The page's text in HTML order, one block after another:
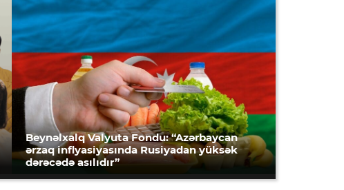
Beynəlxalq Valyuta Fondu: “Azərbaycan
ərzaq inflyasiyasında Rusiyadan yüksək
dərəcədə asılıdır”